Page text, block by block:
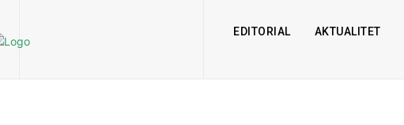
EDITORIAL AKTUALITET